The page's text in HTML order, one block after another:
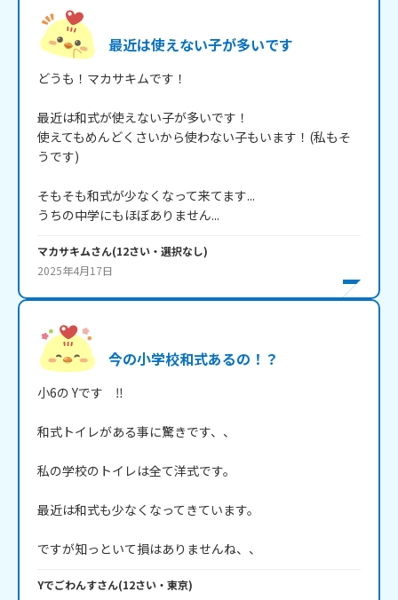
最近は使えない子が多いです
どうも！マカサキムです！
最近は和式が使えない子が多いです！
使えてもめんどくさいから使わない子もいます！(私もそ
うです)
そもそも和式が少なくなって来てます...
うちの中学にもほぼありません...
マカサキムさん(12さい・ 選択なし)
2025年4月17日
今の小学校和式あるの！？
小6の Yです　‼︎
和式トイレがある事に驚きです、、
私の学校のトイレは全て洋式です。
最近は和式も少なくなってきています。
ですが知っといて損はありませんね、、
Yでごわんすさん(12さい・ 東京)